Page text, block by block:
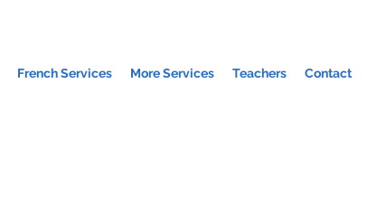
French Services More Services Teachers Contact